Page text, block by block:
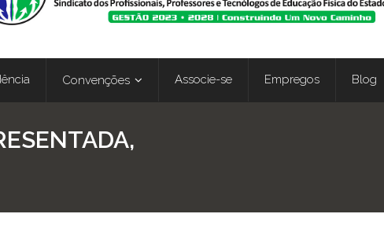
Convenções Associe-se Empregos Blog